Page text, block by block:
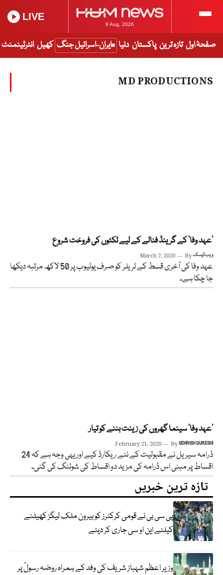
8 Aug, 2026
LIVE
صفحۂ اول تازہ ترین پاکستان دنیا ایران-اسرائیل جنگ کھیل انٹرٹینمنٹ
MD PRODUCTIONS
’عہد وفا‘ کے گرینڈ فنالے کے لیے ٹکٹوں کی فروخت شروع
March 7, 2020 Byویب ڈیسک
عہد وفا کی آخری قسط کے ٹریلر کو صرف یوٹیوب پر 50 لاکھ مرتبہ دیکھا
جا چکا ہے۔
’عہد وفا‘ سینما گھروں کی زینت بننے کو تیار
February 21, 2020 BySEHRISH QURESHI
ڈرامہ سیریل نے مقبولیت کے نئے ریکارڈ کیے اور یہی وجہ ہے کہ 24
اقساط پر مبنی اس ڈرامہ کی مزید دو اقساط کی شوٹنگ کی گئی۔
تازہ ترین خبریں
پی سی بی نے قومی کرکٹرز کو بیرون ملک لیگز کھیلنے
کیلئے این او سی جاری کر دیئے
وزیر اعظم شہباز شریف کی وفد کے ہمراہ روضہ رسولؐ پر